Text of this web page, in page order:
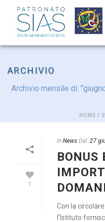
ARCHIVIO
Archivio mensile di:
HOME /
1
In News Del 27
BONUS
Con la
l’Istituto